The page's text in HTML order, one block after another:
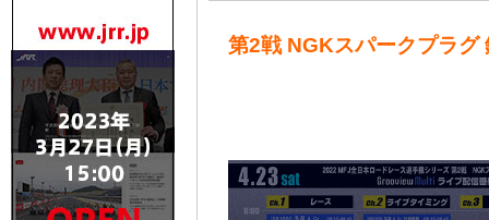
第2戦 NGKスパークプラグ